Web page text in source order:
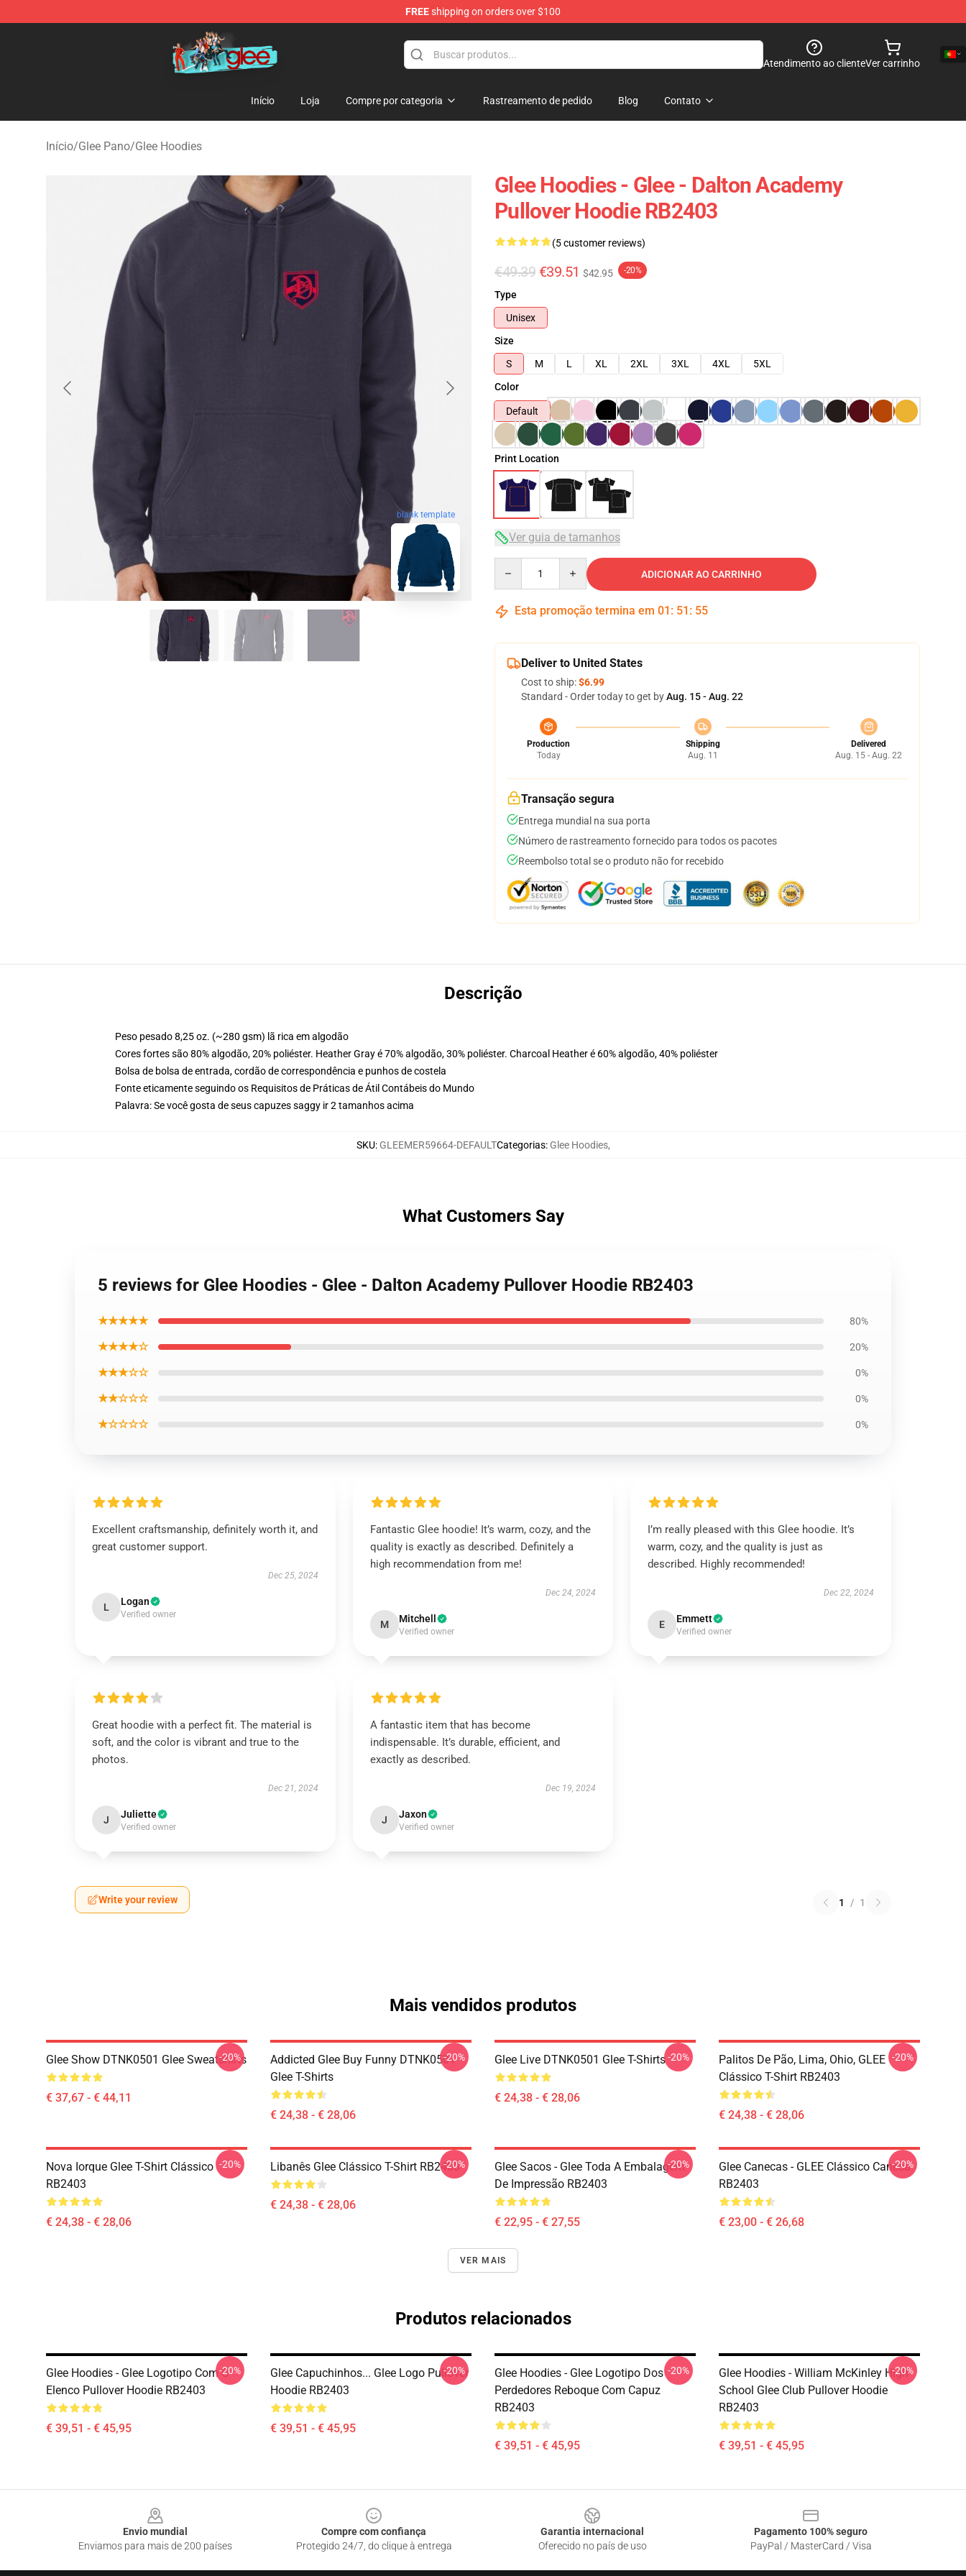
FREEshipping on orders over $100
Glee Store - Official Glee Merchandise Shop
Atendimento ao clienteVer carrinho
Início Loja Compre por categoria Rastreamento de pedido Blog Contato
Início/Glee Pano/Glee Hoodies
blank template
Glee Hoodies - Glee - Dalton Academy
Pullover Hoodie RB2403
(5 customer reviews)
€49.39 €39.51 $42.95 -20%
Type
Unisex
Size
S
M L XL 2XL 3XL 4XL
5XL
Color
Default
Print Location
Ver guia de tamanhos
ADICIONAR AO CARRINHO
Esta promoção termina em 01 : 51 : 54
Deliver to United States
Cost to ship:$6.99
Standard - Order today to get byAug. 15 - Aug. 22
Production
Today
Shipping
Aug. 11
Delivered
Aug. 15 - Aug. 22
Transação segura
Entrega mundial na sua porta
Número de rastreamento fornecido para todos os pacotes
Reembolso total se o produto não for recebido
Descrição
Peso pesado 8,25 oz. (~280 gsm) lã rica em algodão
Cores fortes são 80% algodão, 20% poliéster. Heather Gray é 70% algodão, 30% poliéster. Charcoal Heather é 60% algodão, 40% poliéster
Bolsa de bolsa de entrada, cordão de correspondência e punhos de costela
Fonte eticamente seguindo os Requisitos de Práticas de Átil Contábeis do Mundo
Palavra: Se você gosta de seus capuzes saggy ir 2 tamanhos acima
SKU: GLEEMER59664-DEFAULTCategorias: Glee Hoodies,
What Customers Say
5 reviews for Glee Hoodies - Glee - Dalton Academy Pullover Hoodie RB2403
★★★★★ 80%
★★★★☆ 20%
★★★☆☆ 0%
★★☆☆☆ 0%
★☆☆☆☆ 0%
Excellent craftsmanship, definitely worth it, and
great customer support.
Dec 25, 2024
L Logan
Verified owner
Fantastic Glee hoodie! It’s warm, cozy, and the
quality is exactly as described. Definitely a
high recommendation from me!
Dec 24, 2024
M Mitchell
Verified owner
I’m really pleased with this Glee hoodie. It’s
warm, cozy, and the quality is just as
described. Highly recommended!
Dec 22, 2024
E Emmett
Verified owner
Great hoodie with a perfect fit. The material is
soft, and the color is vibrant and true to the
photos.
Dec 21, 2024
J Juliette
Verified owner
A fantastic item that has become
indispensable. It’s durable, efficient, and
exactly as described.
Dec 19, 2024
J Jaxon
Verified owner
Write your review 1 / 1
Mais vendidos produtos
Glee Show DTNK0501 Glee Sweatshirts
€ 37,67 - € 44,11
-20%
Addicted Glee Buy Funny DTNK0501
Glee T-Shirts
€ 24,38 - € 28,06
-20% Glee Live DTNK0501 Glee T-Shirts
€ 24,38 - € 28,06
-20%
Palitos De Pão, Lima, Ohio, GLEE
Clássico T-Shirt RB2403
€ 24,38 - € 28,06
-20%
Nova Iorque Glee T-Shirt Clássico
RB2403
€ 24,38 - € 28,06
-20% Libanês Glee Clássico T-Shirt RB2403
€ 24,38 - € 28,06
-20%
Glee Sacos - Glee Toda A Embalagem
De Impressão RB2403
€ 22,95 - € 27,55
-20%
Glee Canecas - GLEE Clássico Caneca
RB2403
€ 23,00 - € 26,68
-20%
VER MAIS
Produtos relacionados
Glee Hoodies - Glee Logotipo Com O
Elenco Pullover Hoodie RB2403
€ 39,51 - € 45,95
-20%
Glee Capuchinhos... Glee Logo Pullover
Hoodie RB2403
€ 39,51 - € 45,95
-20%
Glee Hoodies - Glee Logotipo Dos
Perdedores Reboque Com Capuz
RB2403
€ 39,51 - € 45,95
-20%
Glee Hoodies - William McKinley High
School Glee Club Pullover Hoodie
RB2403
€ 39,51 - € 45,95
-20%
Envio mundial
Enviamos para mais de 200 países
Compre com confiança
Protegido 24/7, do clique à entrega
Garantia internacional
Oferecido no país de uso
Pagamento 100% seguro
PayPal / MasterCard / Visa